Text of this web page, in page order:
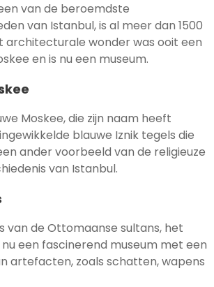
van de beroemdste
van Istanbul, is al meer dan 1500
architecturale wonder was ooit een
en is nu een museum.
Moskee, die zijn naam heeft
blauwe Iznik tegels die
ander voorbeeld van de religieuze
van Istanbul.
van de Ottomaanse sultans, het
een fascinerend museum met een
artefacten, zoals schatten, wapens